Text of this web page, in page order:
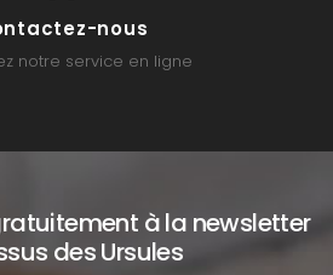
nous
notre service en ligne
à la newsletter
des Ursules